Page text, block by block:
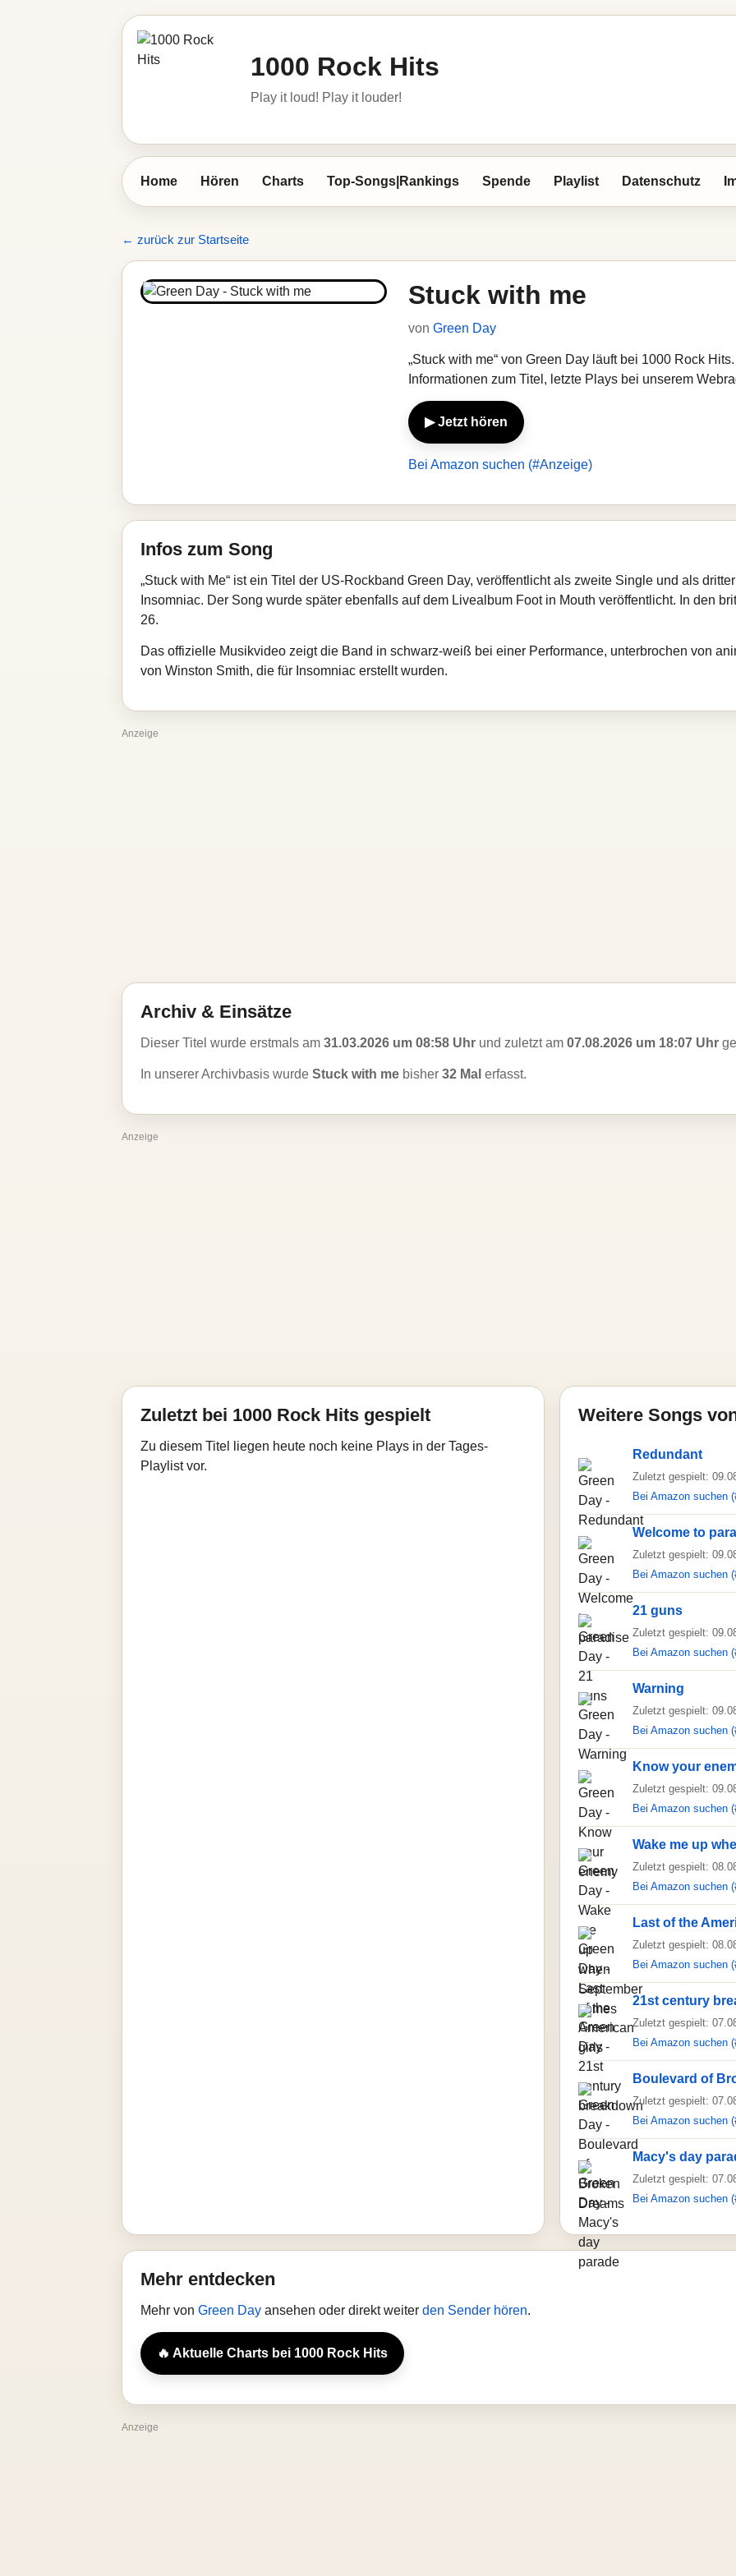
1000 Rock Hits
Play it loud! Play it louder!
Home Hören Charts Top-Songs|Rankings Spende Playlist Datenschutz
← zurück zur Startseite
Stuck with me
von Green Day
„Stuck with me“ von Green Day läuft bei 1000 Rock
Informationen zum Titel, letzte Plays bei unserem
▶ Jetzt hören
Bei Amazon suchen (#Anzeige)
Infos zum Song
„Stuck with Me“ ist ein Titel der US-Rockband Green Day, veröffentlicht als zweite Single und als
Insomniac. Der Song wurde später ebenfalls auf dem Livealbum Foot in Mouth veröffentlicht. In den
26.
Das offizielle Musikvideo zeigt die Band in schwarz-weiß bei einer Performance, unterbrochen von
von Winston Smith, die für Insomniac erstellt wurden.
Anzeige
Archiv & Einsätze
Dieser Titel wurde erstmals am 31.03.2026 um 08:58 Uhr und zuletzt am 07.08.2026 um 18:07 Uhr
In unserer Archivbasis wurde Stuck with me bisher 32 Mal erfasst.
Anzeige
Zuletzt bei 1000 Rock Hits gespielt
Zu diesem Titel liegen heute noch keine Plays in der Tages-
Playlist vor.
Weitere Songs
Redundant
Zuletzt gespielt:
Bei Amazon suchen
Welcome to
Zuletzt gespielt:
Bei Amazon suchen
21 guns
Zuletzt gespielt:
Bei Amazon suchen
Warning
Zuletzt gespielt:
Bei Amazon suchen
Know your
Zuletzt gespielt:
Bei Amazon suchen
Wake me up
Zuletzt gespielt:
Bei Amazon suchen
Last of the
Zuletzt gespielt:
Bei Amazon suchen
21st century
Zuletzt gespielt:
Bei Amazon suchen
Boulevard of
Zuletzt gespielt:
Bei Amazon suchen
Macy's day
Zuletzt gespielt:
Bei Amazon suchen
Mehr entdecken
Mehr von Green Day ansehen oder direkt weiter den Sender hören.
🔥 Aktuelle Charts bei 1000 Rock Hits
Anzeige